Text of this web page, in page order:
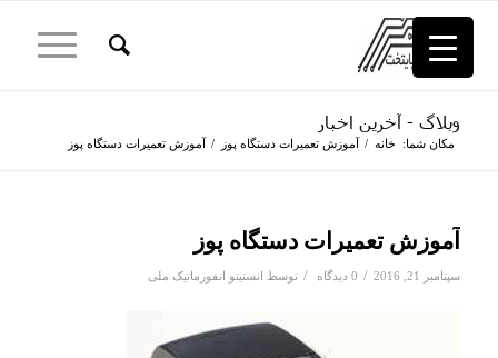
وبلاگ - آخرین اخبار
مکان شما: خانه / آموزش تعمیرات دستگاه پوز / آموزش تعمیرات دستگاه پوز
آموزش تعمیرات دستگاه پوز
سپتامبر 21, 2016 / 0 دیدگاه / توسط انستیتو انفورماتیک ملی